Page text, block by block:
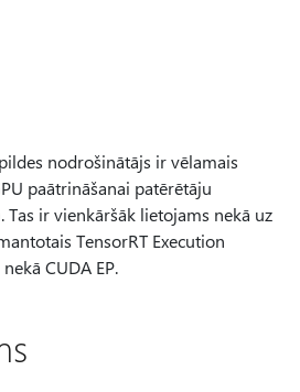
nodrošinātājs ir vēlamais
paātrināšanai patērētāju
Tas ir vienkāršāk lietojams nekā uz
TensorRT Execution
CUDA EP.